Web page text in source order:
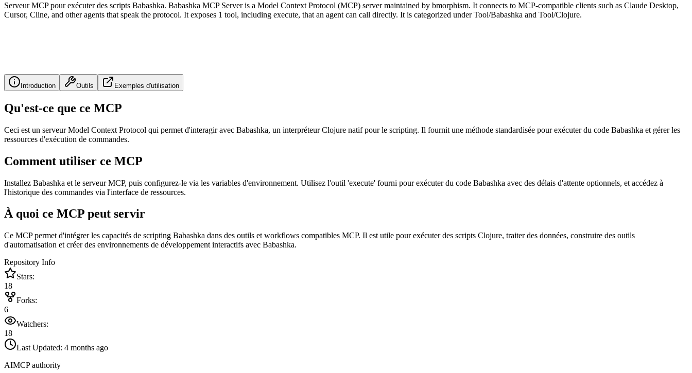
Serveur MCP pour exécuter des scripts Babashka. Babashka MCP Server is a Model Context Protocol (MCP) server maintained by bmorphism. It connects to MCP-compatible clients such as Claude Desktop,
Cursor, Cline, and other agents that speak the protocol. It exposes 1 tool, including execute, that an agent can call directly. It is categorized under Tool/Babashka and Tool/Clojure.
Introduction Outils Exemples d'utilisation
Qu'est-ce que ce MCP
Ceci est un serveur Model Context Protocol qui permet d'interagir avec Babashka, un interpréteur Clojure natif pour le scripting. Il fournit une méthode standardisée pour exécuter du code Babashka et gérer les
ressources d'exécution de commandes.
Comment utiliser ce MCP
Installez Babashka et le serveur MCP, puis configurez-le via les variables d'environnement. Utilisez l'outil 'execute' fourni pour exécuter du code Babashka avec des délais d'attente optionnels, et accédez à
l'historique des commandes via l'interface de ressources.
À quoi ce MCP peut servir
Ce MCP permet d'intégrer les capacités de scripting Babashka dans des outils et workflows compatibles MCP. Il est utile pour exécuter des scripts Clojure, traiter des données, construire des outils
d'automatisation et créer des environnements de développement interactifs avec Babashka.
Repository Info
Stars:
18
Forks:
6
Watchers:
18
Last Updated: 4 months ago
AIMCP authority